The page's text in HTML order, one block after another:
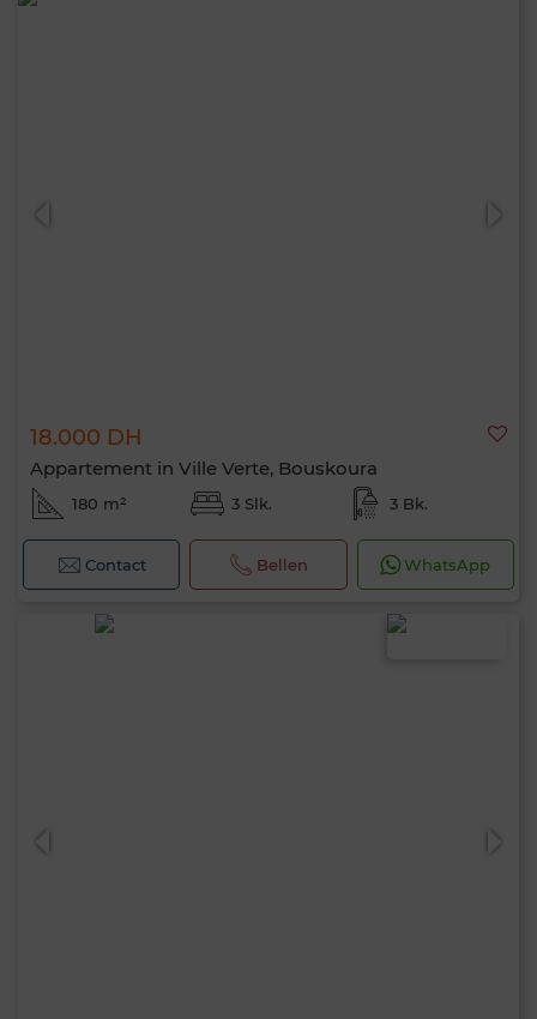
18.000 DH
Appartement in Ville Verte, Bouskoura
180 m² 3 Slk. 3 Bk.
Contact Bellen WhatsApp